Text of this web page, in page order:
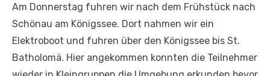
Am Donnerstag fuhren wir nach dem Frühstück nach
Schönau am Königssee. Dort nahmen wir ein
Elektroboot und fuhren über den Königssee bis St.
Batholomä. Hier angekommen konnten die Teilnehmer